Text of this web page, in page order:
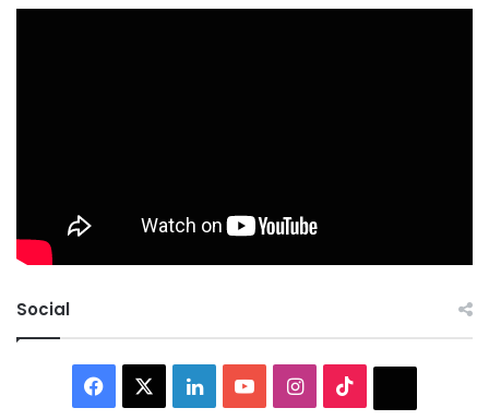
Social
Facebook LinkedInYouTubeInstagram